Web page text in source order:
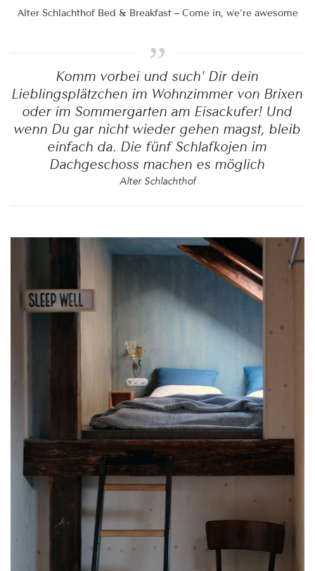
Alter Schlachthof Bed & Breakfast – Come in, we're awesome
Komm vorbei und such' Dir dein
Lieblingsplätzchen im Wohnzimmer von Brixen
oder im Sommergarten am Eisackufer! Und
wenn Du gar nicht wieder gehen magst, bleib
einfach da. Die fünf Schlafkojen im
Dachgeschoss machen es möglich
Alter Schlachthof